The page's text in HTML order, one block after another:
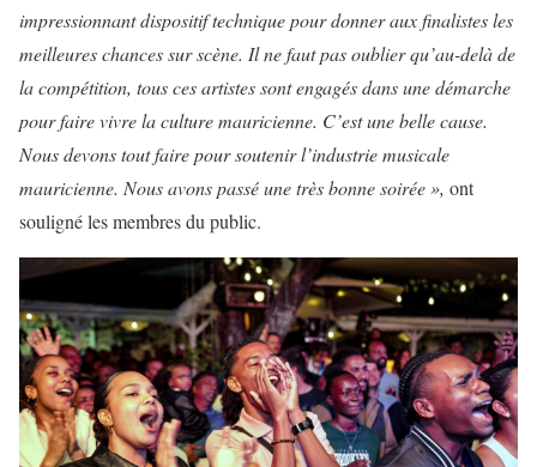
impressionnant dispositif technique pour donner aux finalistes les
meilleures chances sur scène. Il ne faut pas oublier qu’au-delà de
la compétition, tous ces artistes sont engagés dans une démarche
pour faire vivre la culture mauricienne. C’est une belle cause.
Nous devons tout faire pour soutenir l’industrie musicale
mauricienne. Nous avons passé une très bonne soirée », ont
souligné les membres du public.